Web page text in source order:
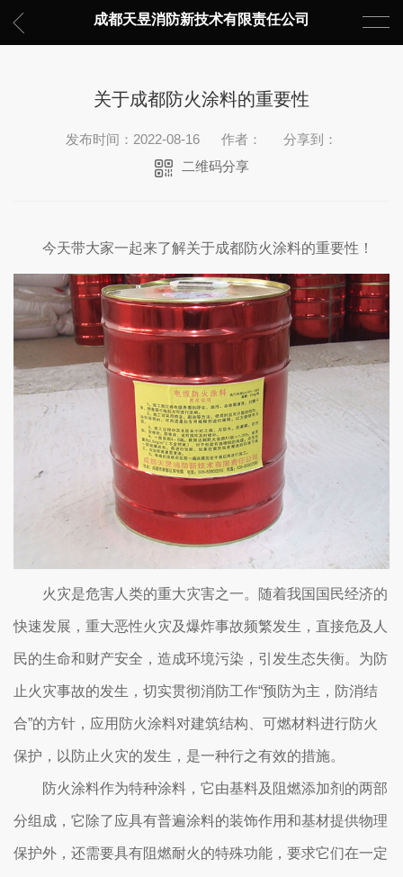
成都天昱消防新技术有限责任公司
关于成都防火涂料的重要性
发布时间：2022-08-16 作者：
分享到：
二维码分享
今天带大家一起来了解关于成都防火涂料的重要性！
火灾是危害人类的重大灾害之一。随着我国国民经济的
快速发展，重大恶性火灾及爆炸事故频繁发生，直接危及人
民的生命和财产安全，造成环境污染，引发生态失衡。为防
止火灾事故的发生，切实贯彻消防工作“预防为主，防消结
合”的方针，应用防火涂料对建筑结构、可燃材料进行防火
保护，以防止火灾的发生，是一种行之有效的措施。
防火涂料作为特种涂料，它由基料及阻燃添加剂的两部
分组成，它除了应具有普遍涂料的装饰作用和基材提供物理
保护外，还需要具有阻燃耐火的特殊功能，要求它们在一定